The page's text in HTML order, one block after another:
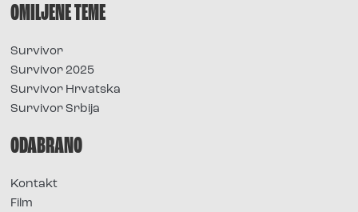
OMILJENE TEME
Survivor
Survivor 2025
Survivor Hrvatska
Survivor Srbija
ODABRANO
Kontakt
Film